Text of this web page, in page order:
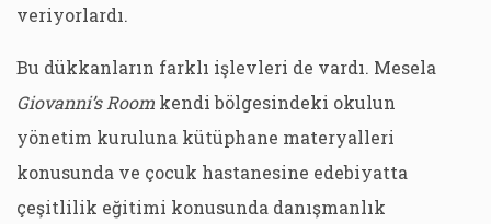
veriyorlardı.
Bu dükkanların farklı işlevleri de vardı. Mesela
Giovanni’s Room kendi bölgesindeki okulun
yönetim kuruluna kütüphane materyalleri
konusunda ve çocuk hastanesine edebiyatta
çeşitlilik eğitimi konusunda danışmanlık